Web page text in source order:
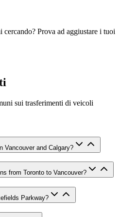
Prova ad aggiustare i tuoi
sui trasferimenti di veicoli
Vancouver and Calgary?
from Toronto to Vancouver?
Parkway?